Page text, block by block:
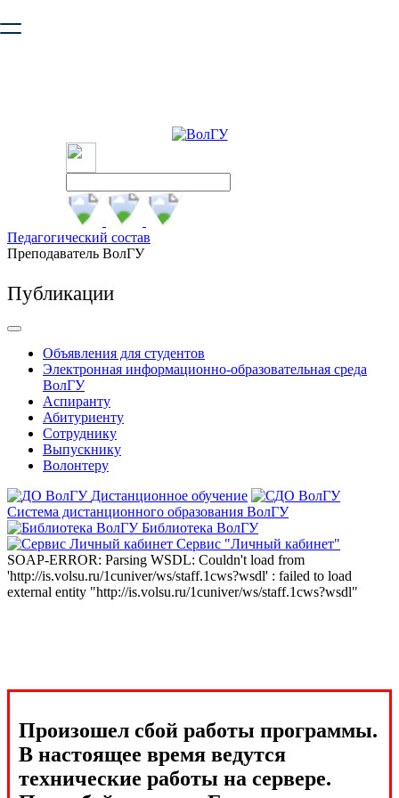
безопасную работу с сайтом. Пожалуйста
Педагогический состав
Преподаватель ВолГУ
Публикации
Объявления для студентов
Электронная информационно-образовательная среда
ВолГУ
Аспиранту
Абитуриенту
Сотруднику
Выпускнику
Волонтеру
Дистанционное обучение
Система дистанционного образования ВолГУ
Библиотека ВолГУ
Сервис "Личный кабинет"
SOAP-ERROR: Parsing WSDL: Couldn't load from
'http://is.volsu.ru/1cuniver/ws/staff.1cws?wsdl' : failed to load
external entity "http://is.volsu.ru/1cuniver/ws/staff.1cws?wsdl"
Произошел сбой работы программы.
В настоящее время ведутся
технические работы на сервере.